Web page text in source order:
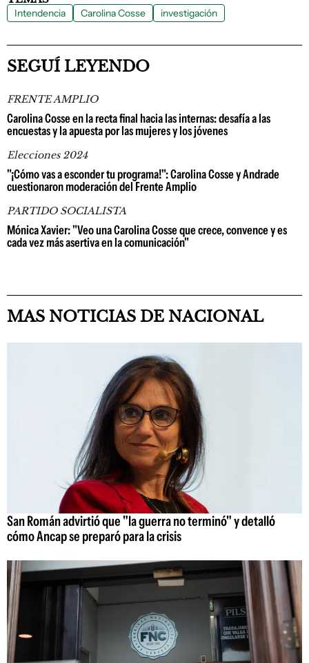
Intendencia Carolina Cosse investigación
SEGUÍ LEYENDO
FRENTE AMPLIO
Carolina Cosse en la recta final hacia las internas: desafía a las
encuestas y la apuesta por las mujeres y los jóvenes
Elecciones 2024
"¡Cómo vas a esconder tu programa!": Carolina Cosse y Andrade
cuestionaron moderación del Frente Amplio
PARTIDO SOCIALISTA
Mónica Xavier: "Veo una Carolina Cosse que crece, convence y es
cada vez más asertiva en la comunicación"
MAS NOTICIAS DE NACIONAL
San Román advirtió que "la guerra no terminó" y detalló
cómo Ancap se preparó para la crisis